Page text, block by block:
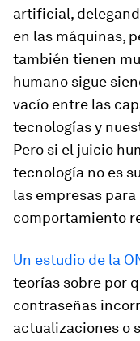
artificial,
en las máquinas,
también tienen
humano sigue
vacío entre las
tecnologías y
Pero si el juicio
tecnología no es
las empresas
comportamiento
Un estudio de la
teorías sobre por
contraseñas
actualizaciones o